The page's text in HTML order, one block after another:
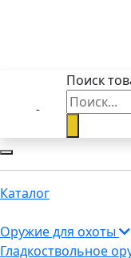
Поиск
Каталог
Оружие для охоты
Гладкоствольное